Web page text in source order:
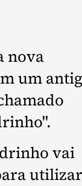
nova
um
vai
utilizar